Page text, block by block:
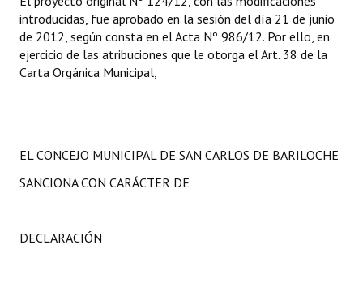
introducidas, fue aprobado en la sesión del día 21 de junio
de 2012, según consta en el Acta Nº 986/12. Por ello, en
ejercicio de las atribuciones que le otorga el Art. 38 de la
Carta Orgánica Municipal,
EL CONCEJO MUNICIPAL DE SAN CARLOS DE BARILOCHE
SANCIONA CON CARÁCTER DE
DECLARACIÓN